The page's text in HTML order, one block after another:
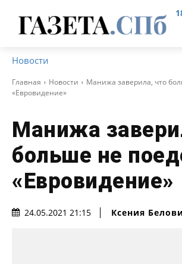
Новости
Главная Новости
Манижа заверила, что
«Евровидение»
Манижа
больше не
«Евровидение»
24.05.2021 21:15 Ксения